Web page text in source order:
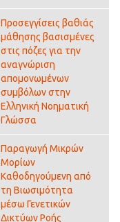
Προσεγγίσεις βαθιάς
μάθησης βασισμένες
στις πόζες για την
αναγνώριση
απομονωμένων
συμβόλων στην
Ελληνική Νοηματική
Γλώσσα
Παραγωγή Μικρών
Μορίων
Καθοδηγούμενη από
τη Βιωσιμότητα
μέσω Γενετικών
Δικτύων Ροής